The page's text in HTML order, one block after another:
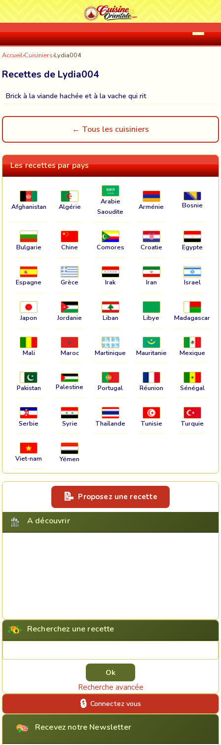
Accueil›Cuisiniers›Lydia004
Recettes de Lydia004
Brick à la viande hachée et à la vache qui rit
← Tous les cuisiniers
Les recettes par pays
Afghanistan Algérie
Arabie
Saoudite
Arménie Bosnie
Bulgarie Chine Comores Croatie Egypte
Espagne Grèce Irak Iran Israel
Japon Jordanie Liban Libye Madagascar
Mali Maroc Martinique Mauritanie Mexique
Pakistan Palestine Portugal Réunion Sénégal
Serbie Syrie Thaïlande Tunisie Turquie
Viet-nam Yémen
Proposez une recette
A découvrir
Recherchez une recette
Recherche avancée
Connectez vous
Recevez notre Newsletter